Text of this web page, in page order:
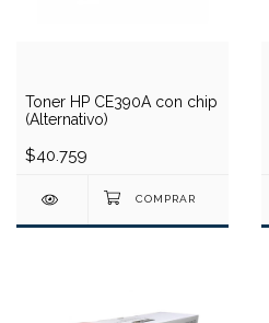
Toner HP CE390A con chip
(Alternativo)
$40.759